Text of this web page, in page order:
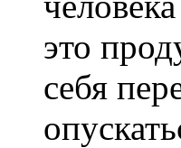
это
себя